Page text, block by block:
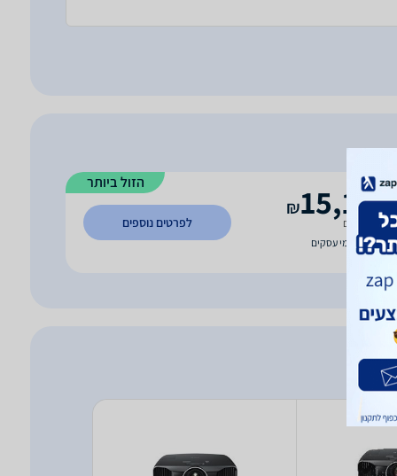
הזול ביותר
15,189
₪
משלוח חינם
עד 14 ימי עסקים
לפרטים נוספים